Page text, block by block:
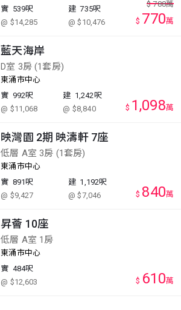
實 539呎
@ $14,285
建 735呎
@ $10,476
$ 788萬
$ 770萬
藍天海岸
D室 3房 (1套房)
東涌市中心
實 992呎
@ $11,068
建 1,242呎
@ $8,840
$ 1,098萬
映灣園 2期 映濤軒 7座
低層 A室 3房 (1套房)
東涌市中心
實 891呎
@ $9,427
建 1,192呎
@ $7,046
$ 840萬
昇薈 10座
低層 A室 1房
東涌市中心
實 484呎
@ $12,603
$ 610萬